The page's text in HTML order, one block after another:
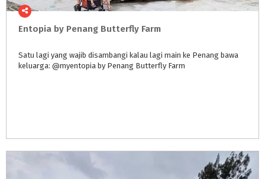
Entopia by Penang Butterfly Farm
Satu lagi yang wajib disambangi kalau lagi main ke Penang bawa
keluarga: @myentopia by Penang Butterfly Farm